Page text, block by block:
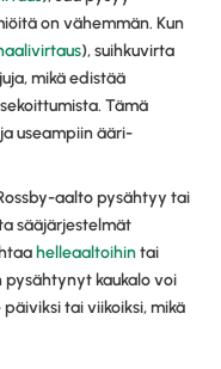
on vähemmän. Kun
), suihkuvirta
mikä edistää
Tämä
useampiin ääri-
aalto pysähtyy tai
sääjärjestelmät
helleaaltoihintai
pysähtynyt kaukalo voi
tai viikoiksi, mikä